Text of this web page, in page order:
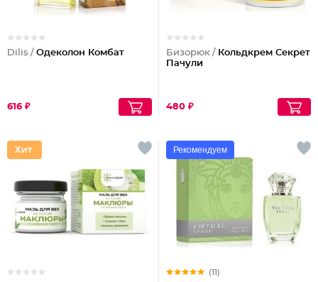
Dilis / Одеколон Комбат
616 ₽
Бизорюк / Кольдкрем Секрет
Пачули
480 ₽
Рекомендуем
(11)